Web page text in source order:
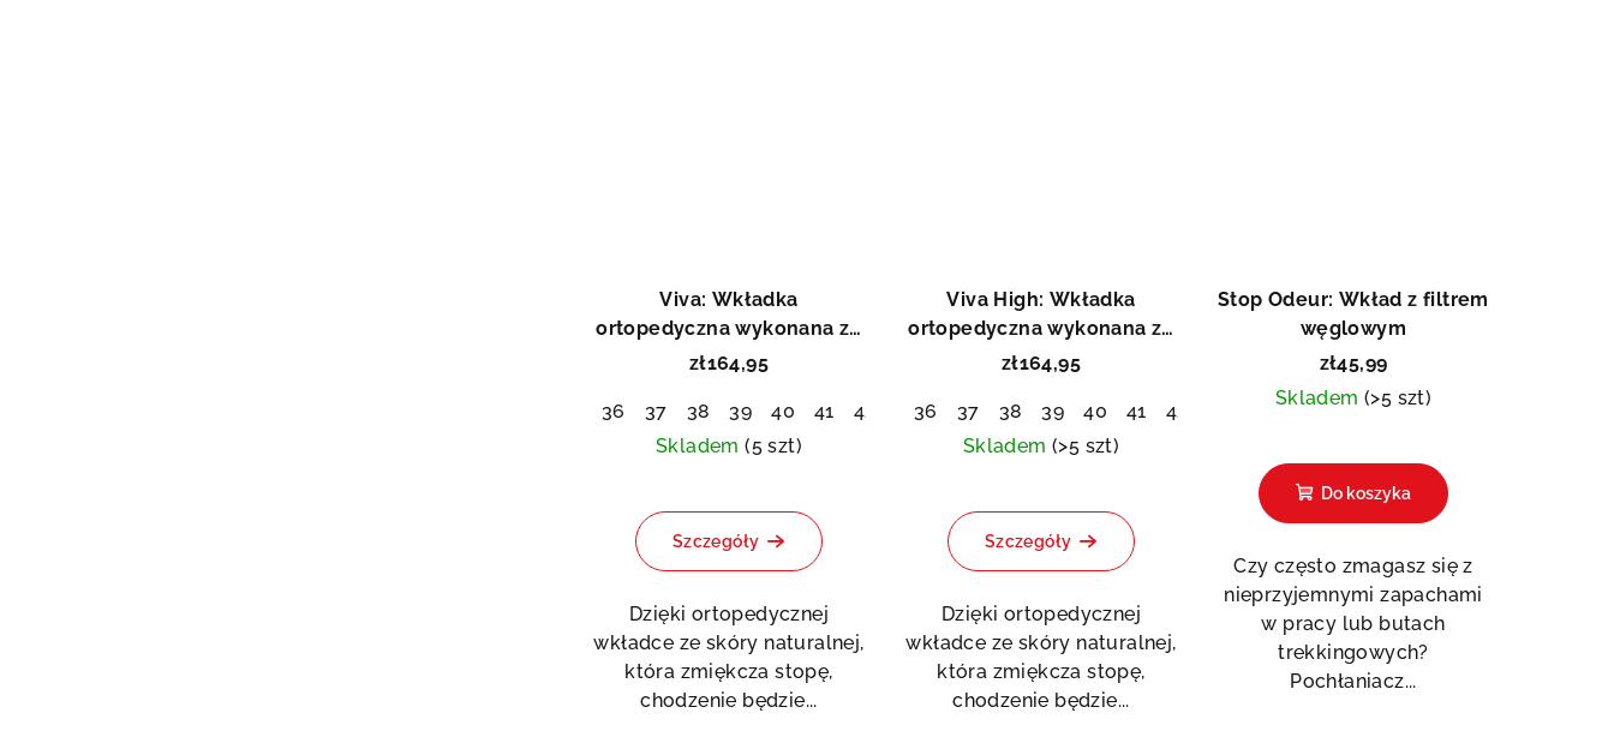
Viva: Wkładka
ortopedyczna wykonana ze
skóry bydlęcej
zł164,95
36 37 38 39 40 41 42 43 44 45 46 47
48
Skladem(5 szt)
ocena
produktu
wynosi
na
5
gwiazdek.
Szczegóły
Dzięki ortopedycznej
wkładce ze skóry naturalnej,
która zmiękcza stopę,
chodzenie będzie...
Viva High: Wkładka
ortopedyczna wykonana ze
skóry bydlęcej
zł164,95
36 37 38 39 40 41 42 45
46
Skladem (>5 szt)
Szczegóły
Dzięki ortopedycznej
wkładce ze skóry naturalnej,
która zmiękcza stopę,
chodzenie będzie...
Stop Odeur: Wkład z filtrem
węglowym
zł45,99
Skladem (>5 szt)
Do koszyka
Czy często zmagasz się z
nieprzyjemnymi zapachami
w pracy lub butach
trekkingowych?
Pochłaniacz...